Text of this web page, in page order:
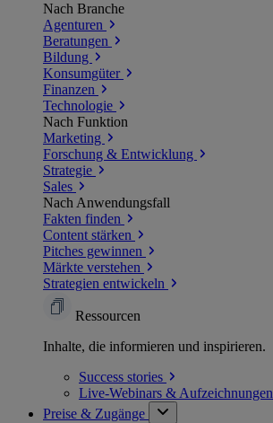
Nach Branche
Agenturen
Beratungen
Bildung
Konsumgüter
Finanzen
Technologie
Nach Funktion
Marketing
Forschung & Entwicklung
Strategie
Sales
Nach Anwendungsfall
Fakten finden
Content stärken
Pitches gewinnen
Märkte verstehen
Strategien entwickeln
Ressourcen
Inhalte, die informieren und inspirieren.
Success stories
Live-Webinars & Aufzeichnungen
Preise & Zugänge